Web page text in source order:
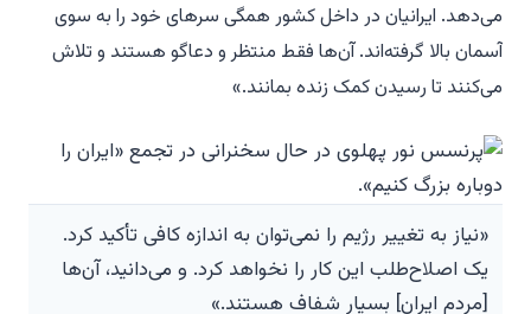
می‌دهد. ایرانیان در داخل کشور همگی سرهای خود را به سوی
آسمان بالا گرفته‌اند. آن‌ها فقط منتظر و دعاگو هستند و تلاش
می‌کنند تا رسیدن کمک زنده بمانند.»
«نیاز به تغییر رژیم را نمی‌توان به اندازه کافی تأکید کرد.
یک اصلاح‌طلب این کار را نخواهد کرد. و می‌دانید، آن‌ها
[مردم ایران] بسیار شفاف هستند.»